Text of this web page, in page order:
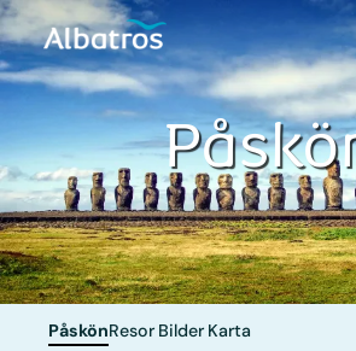
PåskönResor Bilder Karta